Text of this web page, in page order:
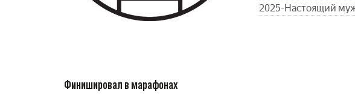
2025-Настоящий
Финишировал в марафонах